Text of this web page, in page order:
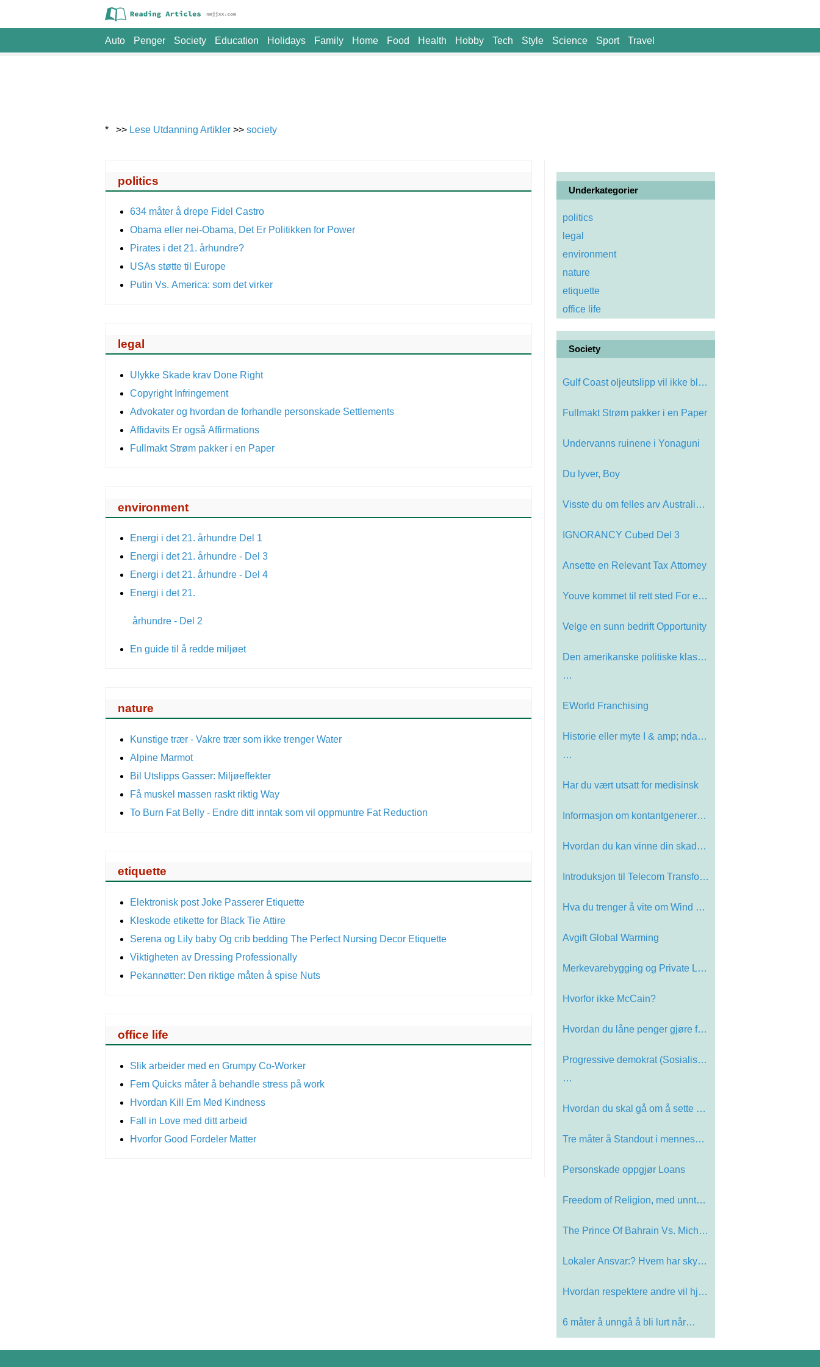
Auto Penger Society Education Holidays Family Home Food Health Hobby Tech Style Science Sport Travel
* >> Lese Utdanning Artikler >> society
politics
634 måter å drepe Fidel Castro
Obama eller nei-Obama, Det Er Politikken for Power
Pirates i det 21. århundre?
USAs støtte til Europe
Putin Vs. America: som det virker
legal
Ulykke Skade krav Done Right
Copyright Infringement
Advokater og hvordan de forhandle personskade Settlements
Affidavits Er også Affirmations
Fullmakt Strøm pakker i en Paper
environment
Energi i det 21. århundre Del 1
Energi i det 21. århundre - Del 3
Energi i det 21. århundre - Del 4
Energi i det 21.
århundre - Del 2
En guide til å redde miljøet
nature
Kunstige trær - Vakre trær som ikke trenger Water
Alpine Marmot
Bil Utslipps Gasser: Miljøeffekter
Få muskel massen raskt riktig Way
To Burn Fat Belly - Endre ditt inntak som vil oppmuntre Fat Reduction
etiquette
Elektronisk post Joke Passerer Etiquette
Kleskode etikette for Black Tie Attire
Serena og Lily baby Og crib bedding The Perfect Nursing Decor Etiquette
Viktigheten av Dressing Professionally
Pekannøtter: Den riktige måten å spise Nuts
office life
Slik arbeider med en Grumpy Co-Worker
Fem Quicks måter å behandle stress på work
Hvordan Kill Em Med Kindness
Fall in Love med ditt arbeid
Hvorfor Good Fordeler Matter
Underkategorier
politics
legal
environment
nature
etiquette
office life
Society
Gulf Coast oljeutslipp vil ikke bli…
Fullmakt Strøm pakker i en Paper
Undervanns ruinene i Yonaguni
Du lyver, Boy
Visste du om felles arv Australia o…
IGNORANCY Cubed Del 3
Ansette en Relevant Tax Attorney
Youve kommet til rett sted For en a…
Velge en sunn bedrift Opportunity
Den amerikanske politiske klassen -
…
EWorld Franchising
Historie eller myte I & amp; ndash;
…
Har du vært utsatt for medisinsk
Informasjon om kontantgenererende p…
Hvordan du kan vinne din skade sak
Introduksjon til Telecom Transforme…
Hva du trenger å vite om Wind Powe…
Avgift Global Warming
Merkevarebygging og Private Label R…
Hvorfor ikke McCain?
Hvordan du låne penger gjøre for …
Progressive demokrat (Sosialistisk)
…
Hvordan du skal gå om å sette opp…
Tre måter å Standout i menneskeme…
Personskade oppgjør Loans
Freedom of Religion, med unntak for…
The Prince Of Bahrain Vs. Michael J…
Lokaler Ansvar:? Hvem har skylda
Hvordan respektere andre vil hjelpe…
6 måter å unngå å bli lurt når…